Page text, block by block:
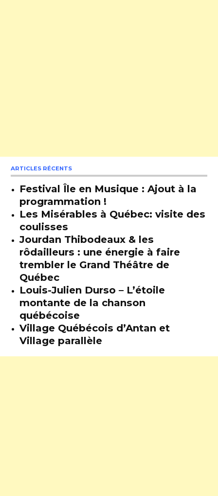
ARTICLES RÉCENTS
Festival Île en Musique : Ajout à la
programmation !
Les Misérables à Québec: visite des
coulisses
Jourdan Thibodeaux & les
rôdailleurs : une énergie à faire
trembler le Grand Théâtre de
Québec
Louis-Julien Durso – L’étoile
montante de la chanson
québécoise
Village Québécois d’Antan et
Village parallèle